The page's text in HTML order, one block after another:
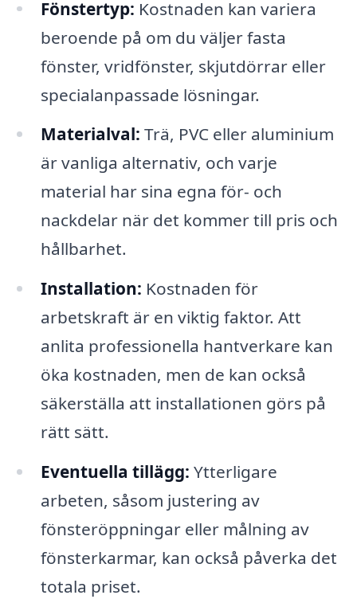
Fönstertyp: Kostnaden kan variera
beroende på om du väljer fasta
fönster, vridfönster, skjutdörrar eller
specialanpassade lösningar.
Materialval: Trä, PVC eller aluminium
är vanliga alternativ, och varje
material har sina egna för- och
nackdelar när det kommer till pris och
hållbarhet.
Installation: Kostnaden för
arbetskraft är en viktig faktor. Att
anlita professionella hantverkare kan
öka kostnaden, men de kan också
säkerställa att installationen görs på
rätt sätt.
Eventuella tillägg: Ytterligare
arbeten, såsom justering av
fönsteröppningar eller målning av
fönsterkarmar, kan också påverka det
totala priset.